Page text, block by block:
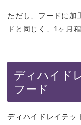
ただし、フードに加
ドと同じく、1ヶ月
ディハイド
フード
ディハイドレイテッ